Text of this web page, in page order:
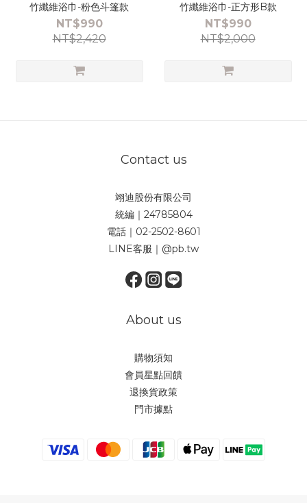
竹纖維浴巾-粉色斗篷款
NT$990
NT$2,420
竹纖維浴巾-正方形B款
NT$990
NT$2,000
Contact us
翊迪股份有限公司
統編｜24785804
電話｜02-2502-8601
LINE客服｜@pb.tw
About us
購物須知
會員星點回饋
退換貨政策
門市據點